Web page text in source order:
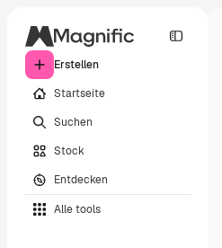
Erstellen
Startseite
Suchen
Stock
Entdecken
Alle tools